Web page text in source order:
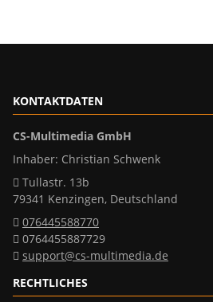
KONTAKTDATEN
CS-Multimedia GmbH
Inhaber: Christian Schwenk
Tullastr. 13b
79341 Kenzingen, Deutschland
076445588770
0764455887729
support@cs-multimedia.de
RECHTLICHES